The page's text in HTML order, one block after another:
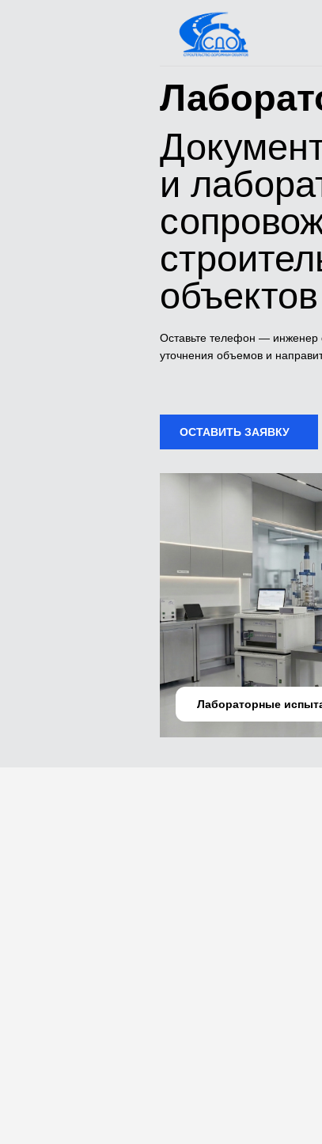
Оставьте телефон — инженер
уточнения объемов и
и
объектов
Лабораторные
ОСТАВИТЬ ЗАЯВКУ